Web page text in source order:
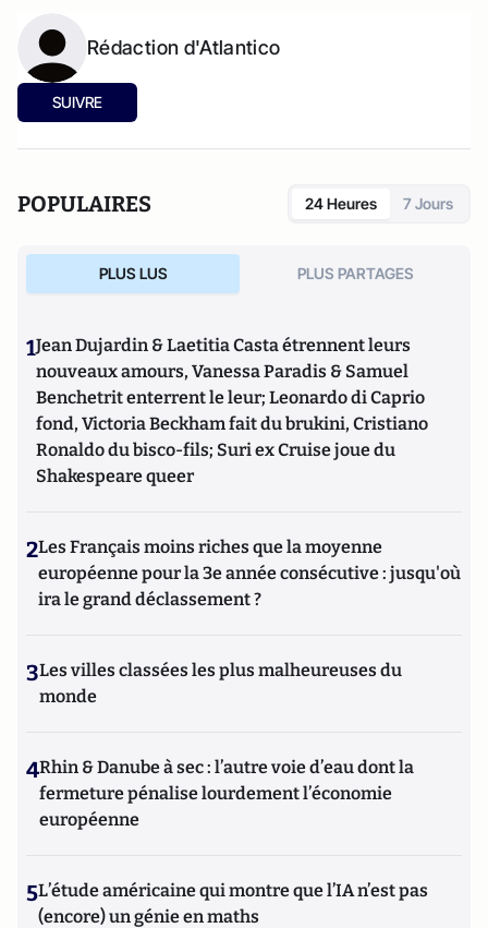
Rédaction d'Atlantico
SUIVRE
POPULAIRES 24 Heures 7 Jours
PLUS LUS PLUS PARTAGES
1Jean Dujardin & Laetitia Casta étrennent leurs
nouveaux amours, Vanessa Paradis & Samuel
Benchetrit enterrent le leur; Leonardo di Caprio
fond, Victoria Beckham fait du brukini, Cristiano
Ronaldo du bisco-fils; Suri ex Cruise joue du
Shakespeare queer
2Les Français moins riches que la moyenne
européenne pour la 3e année consécutive : jusqu'où
ira le grand déclassement ?
3Les villes classées les plus malheureuses du
monde
4Rhin & Danube à sec : l’autre voie d’eau dont la
fermeture pénalise lourdement l’économie
européenne
5L’étude américaine qui montre que l’IA n’est pas
(encore) un génie en maths